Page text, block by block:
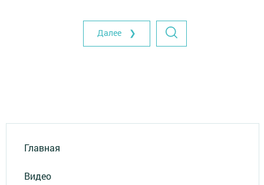
Далее ❯
Главная
Видео